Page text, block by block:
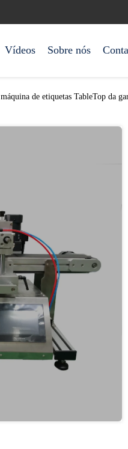
Vídeos Sobre nós
máquina de etiquetas TableTop da